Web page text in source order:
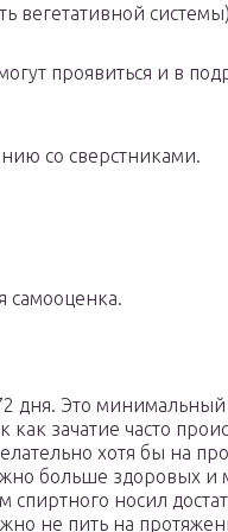
вегетативной
проявиться и в
со сверстниками.
самооценка.
дня. Это минимальный
зачатие часто
хотя бы на
больше здоровых и
носил
не пить на